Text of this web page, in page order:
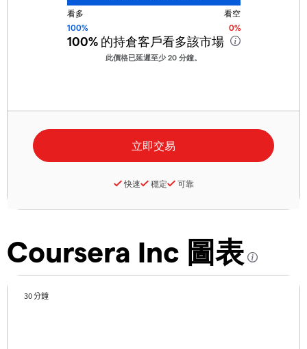
Coursera Inc 圖表
30 分鐘
看多
看空
100%
0%
100%的持倉客戶看多該市場
此價格已延遲至少 20 分鐘。
快速 穩定 可靠